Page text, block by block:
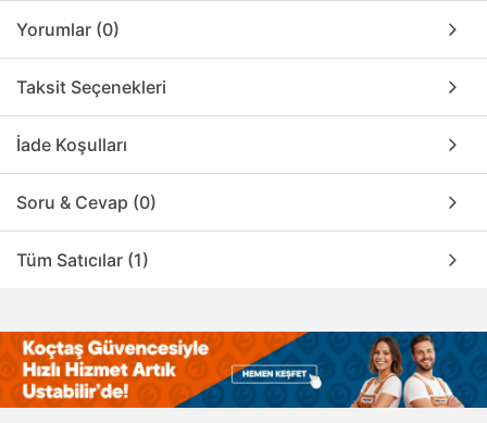
Yorumlar (0)
Taksit Seçenekleri
İade Koşulları
Soru & Cevap (0)
Tüm Satıcılar (1)